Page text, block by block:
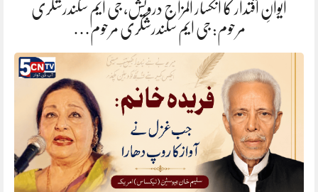
ایوانِ اقتدار کا انکسار المزاج درویش، جی ایم سکندرشگری
مرحوم: جی ایم سکندرشگری مرحوم…